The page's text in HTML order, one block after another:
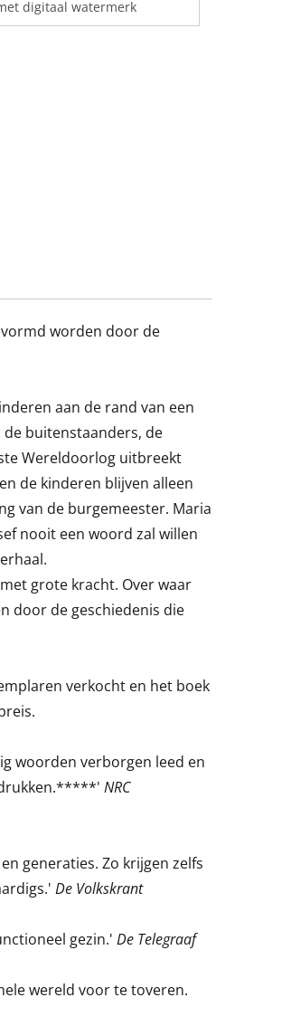
digitaal watermerk
worden door de
aan de rand van een
buitenstaanders, de
Wereldoorlog uitbreekt
de kinderen blijven alleen
van de burgemeester. Maria
nooit een woord zal willen
grote kracht. Over waar
door de geschiedenis die
verkocht en het boek
woorden verborgen leed en
NRC
generaties. Zo krijgen zelfs
De Volkskrant
gezin.' De Telegraaf
wereld voor te toveren.